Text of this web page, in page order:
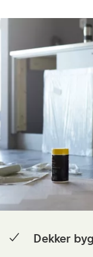
Dekker